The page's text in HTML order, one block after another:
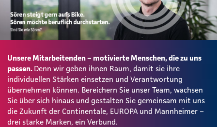
Unsere Mitarbeitenden – motivierte Menschen, die zu uns
passen. Denn wir geben ihnen Raum, damit sie ihre
individuellen Stärken einsetzen und Verantwortung
übernehmen können. Bereichern Sie unser Team, wachsen
Sie über sich hinaus und gestalten Sie gemeinsam mit uns
die Zukunft der Continentale, EUROPA und Mannheimer –
drei starke Marken, ein Verbund.